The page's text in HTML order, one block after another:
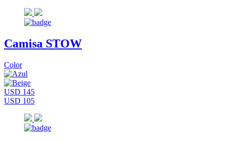
Camisa STOW
Color
USD 145
USD 105